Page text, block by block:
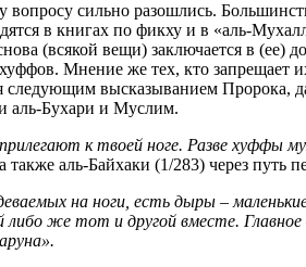
сильно разошлись.
в книгах по фикху и в «аль-
(всякой вещи) заключается в (ее)
Мнение же тех, кто запрещает
высказыванием Пророка,
аль-Бухари и Муслим.
к твоей ноге. Разве хуффы
аль-Байхаки (1/283) через путь
на ноги, есть дыры –
же тот и другой вместе.